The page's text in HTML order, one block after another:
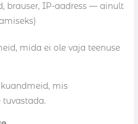
brauser, IP-aadress — ainult
mida ei ole vaja teenuse
mis